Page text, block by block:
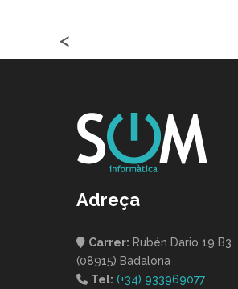
<
Adreça
Carrer: Rubén Dario 19 B3
(08915) Badalona
Tel: (+34) 933969077